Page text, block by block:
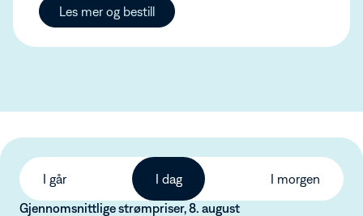
Les mer og bestill
I går I dag
I morgen
Gjennomsnittlige strømpriser, 8. august